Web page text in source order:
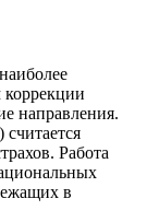
направления.
Работа
в